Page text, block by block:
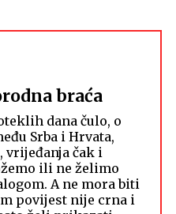
braća
dana čulo, o
Srba i Hrvata,
vrijeđanja čak i
ili ne želimo
A ne mora biti
povijest nije crna i